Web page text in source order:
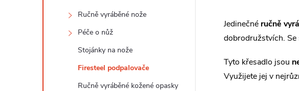
Ručně vyráběné nože
Péče o nůž
Stojánky na nože
Firesteel podpalovače
Ručně vyráběné kožené opasky
Jedinečné ručně
dobrodružstvích. Se
Tyto křesadlo jsou
Využijete jej v